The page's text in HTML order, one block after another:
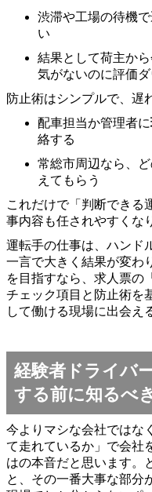
渋滞や工場の待機
い
結果として荷主か
気がないのに評価
防止術はシンプルで、遅
配車担当か管理者に
絡する
常総市周辺なら、
えてもらう
これだけで「判断できる
事内容も任されやすくな
運転手の仕事は、ハンド
一言で大きく結果が変わ
を目指すなら、求人票の
チェック項目と防止術を
して働ける現場に出会え
経験者ドライバ
する前に知るべ
今よりマシな会社ではな
て走れているか」で会社
はの本音だと思います。
と、その一番大事な部分